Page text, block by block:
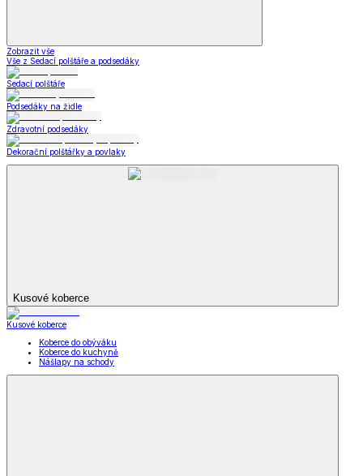
Zobrazit vše
Vše z Sedací polštáře a podsedáky
Sedací polštáře
Podsedáky na židle
Zdravotní podsedáky
Dekorační polštářky a povlaky
Kusové koberce
Kusové koberce
Koberce do obýváku
Koberce do kuchyně
Nášlapy na schody